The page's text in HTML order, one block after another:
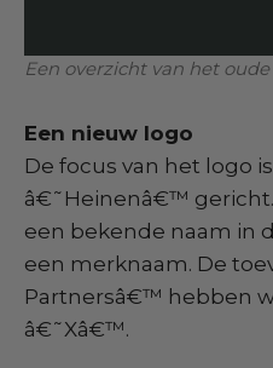
Een overzicht van het
Een nieuw logo
De focus van het logo
â€˜Heinenâ€™
een bekende naam in
een merknaam. De
Partnersâ€™ hebben
â€˜Xâ€™.